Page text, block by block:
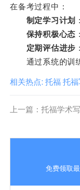
在备考过程中：
制定学习计划
保持积极心态
定期评估进步
通过系统的训练
相关热点: 托福 托
上一篇： 托福学术
免费领取